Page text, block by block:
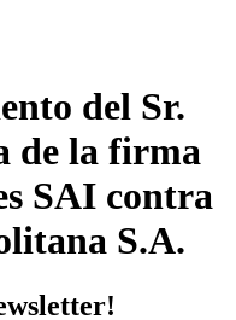
del Sr.
de la firma
SAI contra
S.A.